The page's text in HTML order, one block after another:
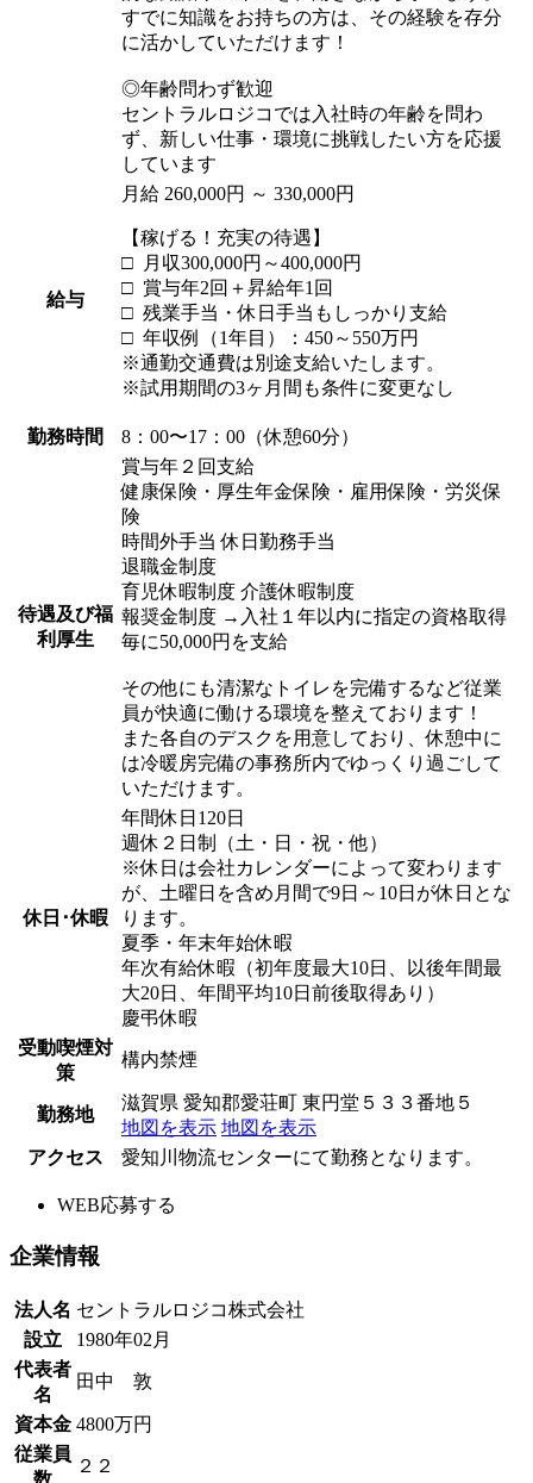
すでに知識をお持ちの方は、その経験を存分
に活かしていただけます！
◎年齢問わず歓迎
セントラルロジコでは入社時の年齢を問わ
ず、新しい仕事・環境に挑戦したい方を応援
しています
給与
月給 260,000円 ～ 330,000円
【稼げる！充実の待遇】
□ 月収300,000円～400,000円
□ 賞与年2回＋昇給年1回
□ 残業手当・休日手当もしっかり支給
□ 年収例（1年目）：450～550万円
※通勤交通費は別途支給いたします。
※試用期間の3ヶ月間も条件に変更なし
勤務時間 8：00〜17：00（休憩60分）
待遇及び福
利厚生
賞与年２回支給
健康保険・厚生年金保険・雇用保険・労災保
険
時間外手当 休日勤務手当
退職金制度
育児休暇制度 介護休暇制度
報奨金制度 →入社１年以内に指定の資格取得
毎に50,000円を支給
その他にも清潔なトイレを完備するなど従業
員が快適に働ける環境を整えております！
また各自のデスクを用意しており、休憩中に
は冷暖房完備の事務所内でゆっくり過ごして
いただけます。
休日･休暇
年間休日120日
週休２日制（土・日・祝・他）
※休日は会社カレンダーによって変わります
が、土曜日を含め月間で9日～10日が休日とな
ります。
夏季・年末年始休暇
年次有給休暇（初年度最大10日、以後年間最
大20日、年間平均10日前後取得あり）
慶弔休暇
受動喫煙対
策
構内禁煙
勤務地
滋賀県 愛知郡愛荘町 東円堂５３３番地５
地図を表示 地図を表示
アクセス
愛知川物流センターにて勤務となります。
WEB応募する
企業情報
法人名 セントラルロジコ株式会社
設立
1980年02月
代表者
名
田中 敦
資本金 4800万円
従業員
数
２２